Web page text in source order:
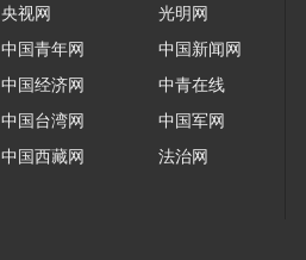
央视网
中国青年网
中国经济网
中国台湾网
中国西藏网
光明网
中国新闻网
中青在线
中国军网
法治网